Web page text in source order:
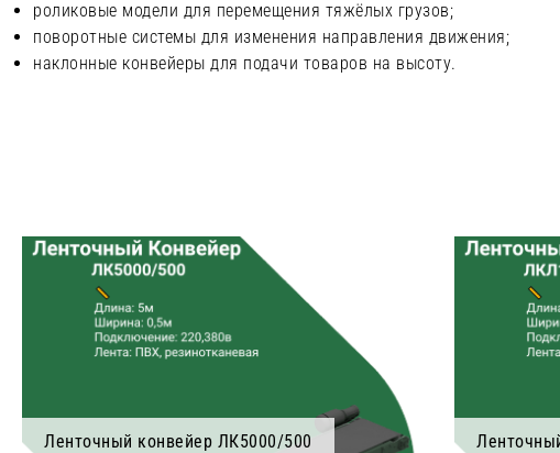
роликовые модели для перемещения тяжёлых грузов;
поворотные системы для изменения направления движения;
наклонные конвейеры для подачи товаров на высоту.
Ленточный конвейер ЛК5000/500